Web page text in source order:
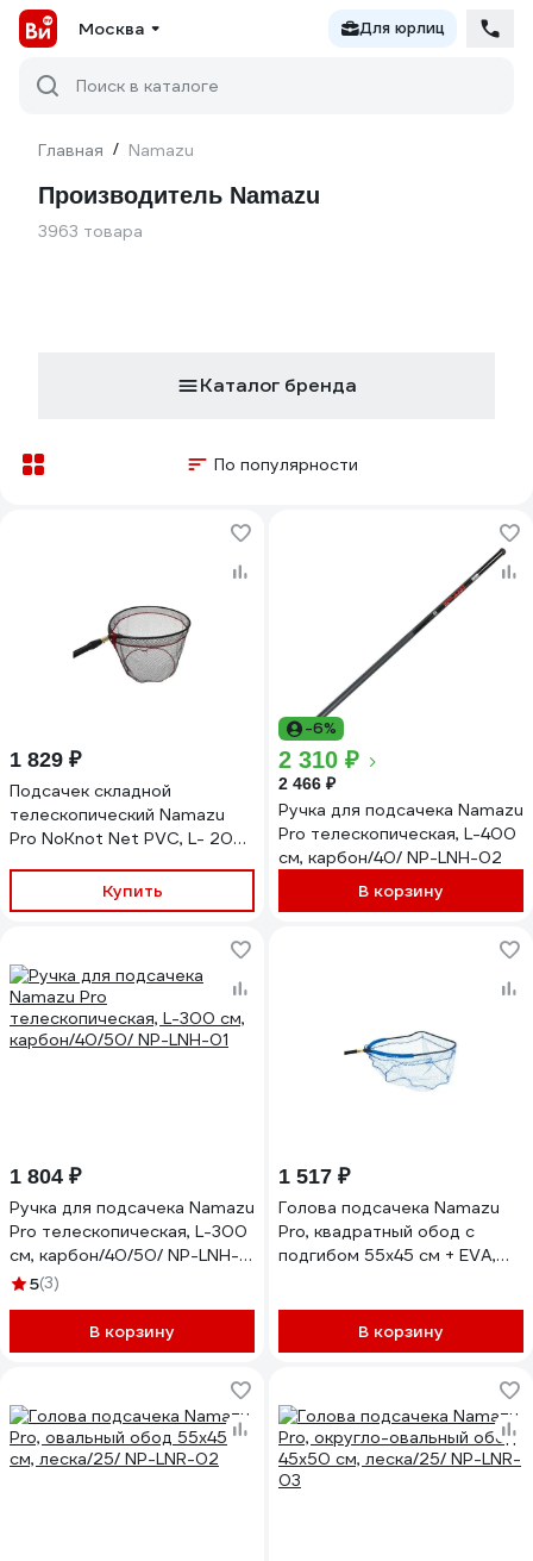
Москва Для юрлиц
Поиск в каталоге
Главная / Namazu
Производитель Namazu
3963 товара
Каталог бренда
По популярности
1 829 ₽
Подсачек складной
телескопический Namazu
Pro NoKnot Net PVC, L- 200
PVC/25/ NP-NKNP45-200
Купить
-6%
2 310 ₽
2 466 ₽
Ручка для подсачека Namazu
Pro телескопическая, L-400
см, карбон/40/ NP-LNH-02
В корзину
1 804 ₽
Ручка для подсачека Namazu
Pro телескопическая, L-300
см, карбон/40/50/ NP-LNH-
015(3)
В корзину
1 517 ₽
Голова подсачека Namazu
Pro, квадратный обод с
подгибом 55x45 см + EVA,
В корзину